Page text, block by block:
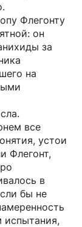
Флегонту
он
за
на
все
устои
Флегонт,
в
бы не
испытания,